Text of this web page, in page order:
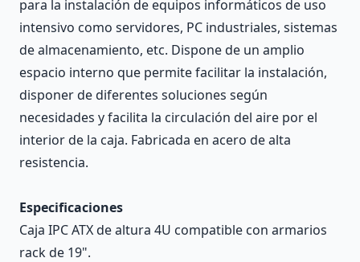
para la instalación de equipos informáticos de uso
intensivo como servidores, PC industriales, sistemas
de almacenamiento, etc. Dispone de un amplio
espacio interno que permite facilitar la instalación,
disponer de diferentes soluciones según
necesidades y facilita la circulación del aire por el
interior de la caja. Fabricada en acero de alta
resistencia.
Especificaciones
Caja IPC ATX de altura 4U compatible con armarios
rack de 19".